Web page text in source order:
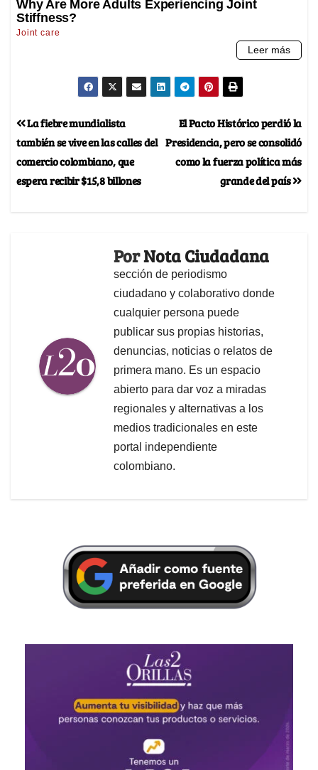
El Pacto Histórico perdió la
Presidencia, pero se consolidó
como la fuerza política más
grande del país
La fiebre mundialista
también se vive en las calles del
comercio colombiano, que
espera recibir $15,8 billones
PorNota Ciudadana
sección de periodismo
ciudadano y colaborativo donde
cualquier persona puede
publicar sus propias historias,
denuncias, noticias o relatos de
primera mano. Es un espacio
abierto para dar voz a miradas
regionales y alternativas a los
medios tradicionales en este
portal independiente
colombiano.